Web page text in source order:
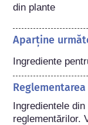
din plante
Aparține
Ingrediente
Ingredientele
reglementărilor.